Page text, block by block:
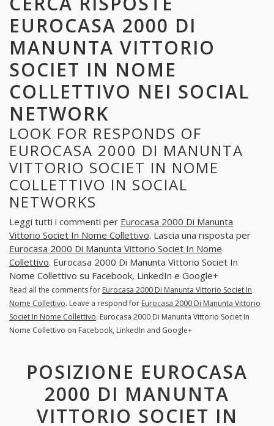
EUROCASA 2000 DI
MANUNTA VITTORIO
SOCIET IN NOME
COLLETTIVO NEI SOCIAL
NETWORK
LOOK FOR RESPONDS OF
EUROCASA 2000 DI MANUNTA
VITTORIO SOCIET IN NOME
COLLETTIVO IN SOCIAL
NETWORKS
Leggi tutti i commenti per Eurocasa 2000 Di Manunta
Vittorio Societ In Nome Collettivo. Lascia una risposta per
Eurocasa 2000 Di Manunta Vittorio Societ In Nome
Collettivo. Eurocasa 2000 Di Manunta Vittorio Societ In
Nome Collettivo su Facebook, LinkedIn e Google+
Read all the comments for Eurocasa 2000 Di Manunta Vittorio Societ In
Nome Collettivo. Leave a respond for Eurocasa 2000 Di Manunta Vittorio
Societ In Nome Collettivo. Eurocasa 2000 Di Manunta Vittorio Societ In
Nome Collettivo on Facebook, LinkedIn and Google+
POSIZIONE EUROCASA
2000 DI MANUNTA
VITTORIO SOCIET IN